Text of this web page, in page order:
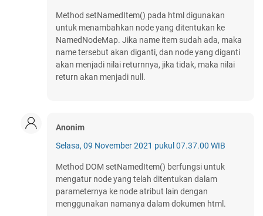
Method setNamedItem() pada html digunakan
untuk menambahkan node yang ditentukan ke
NamedNodeMap. Jika name item sudah ada, maka
name tersebut akan diganti, dan node yang diganti
akan menjadi nilai returnnya, jika tidak, maka nilai
return akan menjadi null.
Anonim
Selasa, 09 November 2021 pukul 07.37.00 WIB
Method DOM setNamedItem() berfungsi untuk
mengatur node yang telah ditentukan dalam
parameternya ke node atribut lain dengan
menggunakan namanya dalam dokumen html.